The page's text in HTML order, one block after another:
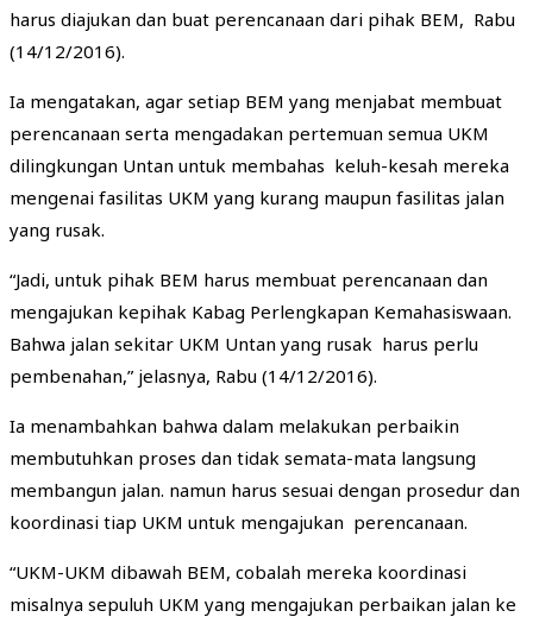
harus diajukan dan buat perencanaan dari pihak BEM, Rabu
(14/12/2016).
Ia mengatakan, agar setiap BEM yang menjabat membuat
perencanaan serta mengadakan pertemuan semua UKM
dilingkungan Untan untuk membahas keluh-kesah mereka
mengenai fasilitas UKM yang kurang maupun fasilitas jalan
yang rusak.
“Jadi, untuk pihak BEM harus membuat perencanaan dan
mengajukan kepihak Kabag Perlengkapan Kemahasiswaan.
Bahwa jalan sekitar UKM Untan yang rusak harus perlu
pembenahan,” jelasnya, Rabu (14/12/2016).
Ia menambahkan bahwa dalam melakukan perbaikin
membutuhkan proses dan tidak semata-mata langsung
membangun jalan. namun harus sesuai dengan prosedur dan
koordinasi tiap UKM untuk mengajukan perencanaan.
“UKM-UKM dibawah BEM, cobalah mereka koordinasi
misalnya sepuluh UKM yang mengajukan perbaikan jalan ke